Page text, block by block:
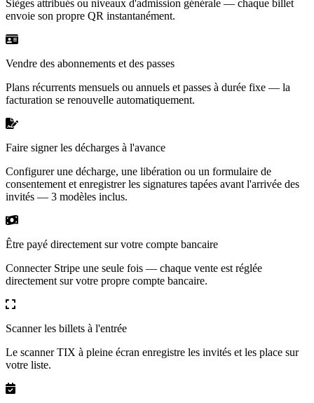
Sièges attribués ou niveaux d'admission générale — chaque billet
envoie son propre QR instantanément.
Vendre des abonnements et des passes
Plans récurrents mensuels ou annuels et passes à durée fixe — la
facturation se renouvelle automatiquement.
Faire signer les décharges à l'avance
Configurer une décharge, une libération ou un formulaire de
consentement et enregistrer les signatures tapées avant l'arrivée des
invités — 3 modèles inclus.
Être payé directement sur votre compte bancaire
Connecter Stripe une seule fois — chaque vente est réglée
directement sur votre propre compte bancaire.
Scanner les billets à l'entrée
Le scanner TIX à pleine écran enregistre les invités et les place sur
votre liste.